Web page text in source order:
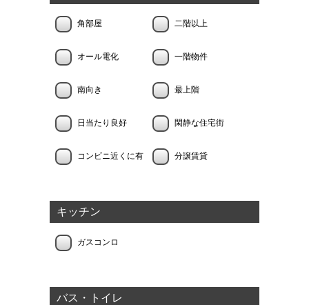
角部屋 二階以上
オール電化 一階物件
南向き 最上階
日当たり良好 閑静な住宅街
コンビニ近くに有 分譲賃貸
キッチン
ガスコンロ
バス・トイレ